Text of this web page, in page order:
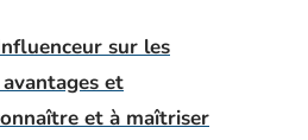
sur les
et
et à maîtriser